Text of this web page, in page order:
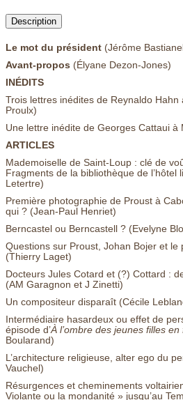
Description
Le mot du président (Jérôme
Avant-propos (Élyane Dezon-Jones)
INÉDITS
Trois lettres inédites de Reynaldo
Proulx)
Une lettre inédite de Georges Cattaui à
ARTICLES
Mademoiselle de Saint-Loup : clé de
Fragments de la bibliothèque de l’hôtel
Letertre)
Première photographie de Proust à
qui ? (Jean-Paul Henriet)
Berncastel ou Berncastell ? (Evelyne
Questions sur Proust, Johan Bojer et le
(Thierry Laget)
Docteurs Jules Cotard et (?) Cottard :
(AM Garagnon et J Zinetti)
Un compositeur disparaît (Cécile
Intermédiaire hasardeux ou effet de
épisode d’À l’ombre des jeunes filles en
Boularand)
L’architecture religieuse, alter ego du
Vauchel)
Résurgences et cheminements
Violante ou la mondanité » jusqu’au